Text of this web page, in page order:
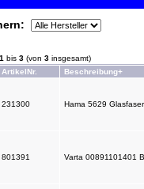
1 bis 3 (von 3 insgesamt)
ArtikelNr.
Beschreibung+
231300 Hama 5629
801391 Varta 00891101401